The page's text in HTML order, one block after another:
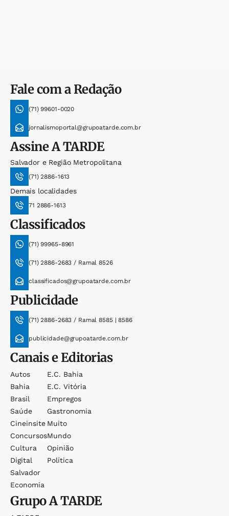
Fale com a Redação
(71) 99601-0020
jornalismoportal@grupoatarde.com.br
AssineA TARDE
Salvador e Região Metropolitana
(71) 2886-1613
Demais localidades
71 2886-1613
Classificados
(71) 99965-8961
(71) 2886-2683 / Ramal 8526
classificados@grupoatarde.com.br
Publicidade
(71) 2886-2683 / Ramal 8585 | 8586
publicidade@grupoatarde.com.br
Canais e Editorias
Autos
Bahia
Brasil
Saúde
Cineinsite
Concursos
Cultura
Digital
Salvador
Economia
E.c. Bahia
E.c. Vitória
Empregos
Gastronomia
Muito
Mundo
Opinião
Política
GrupoA TARDE